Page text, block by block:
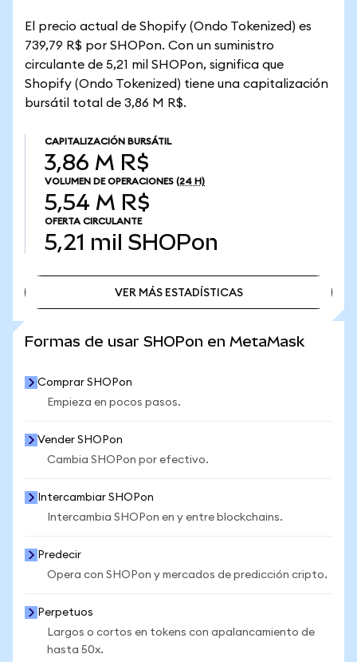
El precio actual de Shopify (Ondo Tokenized) es
739,79 R$ por SHOPon. Con un suministro
circulante de 5,21 mil SHOPon, significa que
Shopify (Ondo Tokenized) tiene una capitalización
bursátil total de 3,86 M R$.
CAPITALIZACIÓN BURSÁTIL
3,86 M R$
VOLUMEN DE OPERACIONES (24 H)
5,54 M R$
OFERTA CIRCULANTE
5,21 mil SHOPon
VER MÁS ESTADÍSTICAS
Formas de usar SHOPon en MetaMask
Comprar SHOPon
Empieza en pocos pasos.
Vender SHOPon
Cambia SHOPon por efectivo.
Intercambiar SHOPon
Intercambia SHOPon en y entre blockchains.
Predecir
Opera con SHOPon y mercados de predicción cripto.
Perpetuos
Largos o cortos en tokens con apalancamiento de
hasta 50x.